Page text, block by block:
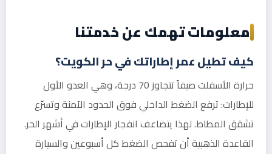
معلومات تهمك عن خدمتنا
كيف تطيل عمر إطاراتك في حر الكويت؟
حرارة الأسفلت صيفاً تتجاوز 70 درجة، وهي العدو الأول
للإطارات: ترفع الضغط الداخلي فوق الحدود الآمنة وتسرّع
تشقق المطاط. لهذا يتضاعف انفجار الإطارات في أشهر الحر.
القاعدة الذهبية أن تفحص الضغط كل أسبوعين والسيارة